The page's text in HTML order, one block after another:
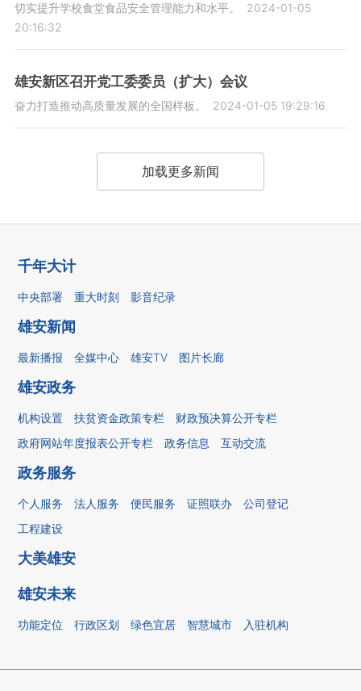
切实提升学校食堂食品安全管理能力和水平。
2024-01-05
20:16:32
雄安新区召开党工委委员（扩大）会议
奋力打造推动高质量发展的全国样板。 2024-01-05 19:29:16
加载更多新闻
千年大计
中央部署 重大时刻 影音纪录
雄安新闻
最新播报 全媒中心 雄安TV 图片长廊
雄安政务
机构设置 扶贫资金政策专栏
财政预决算公开专栏
政府网站年度报表公开专栏
政务信息 互动交流
政务服务
个人服务 法人服务 便民服务 证照联办
公司登记
工程建设
大美雄安
雄安未来
功能定位 行政区划 绿色宜居 智慧城市 入驻机构